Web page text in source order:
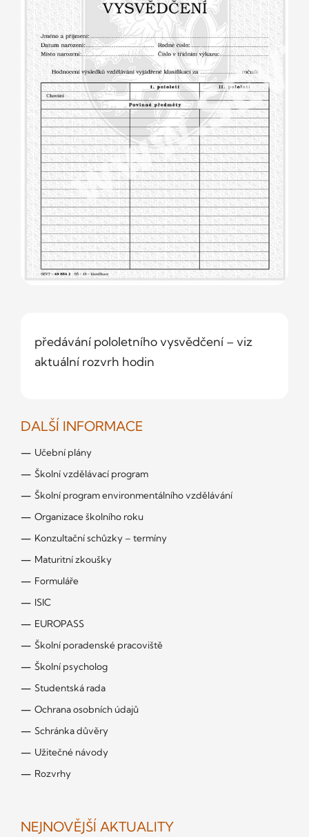
předávání pololetního vysvědčení – viz
aktuální rozvrh hodin
DALŠÍ INFORMACE
Učební plány
Školní vzdělávací program
Školní program environmentálního vzdělávání
Organizace školního roku
Konzultační schůzky – termíny
Maturitní zkoušky
Formuláře
ISIC
EUROPASS
Školní poradenské pracoviště
Školní psycholog
Studentská rada
Ochrana osobních údajů
Schránka důvěry
Užitečné návody
Rozvrhy
NEJNOVĚJŠÍ AKTUALITY